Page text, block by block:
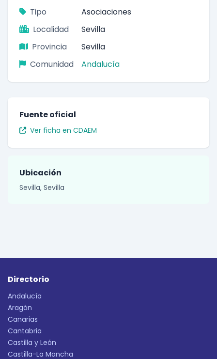
Tipo
Asociaciones
Localidad
Sevilla
Provincia
Sevilla
Comunidad
Andalucía
Fuente oficial
Ver ficha en CDAEM
Ubicación
Sevilla, Sevilla
Directorio
Andalucía
Aragón
Canarias
Cantabria
Castilla y León
Castilla-La Mancha